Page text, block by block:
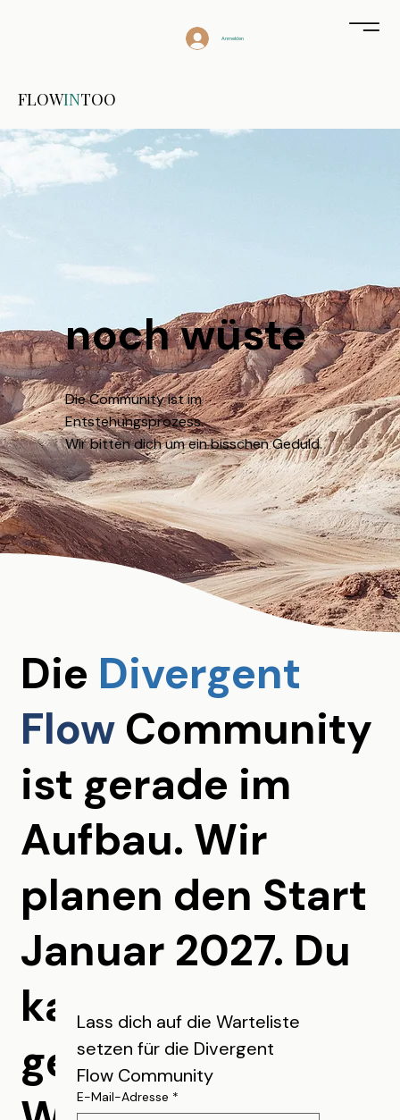
FLOWINTOO
Anmelden
noch wüste
Die Community ist im
Entstehungsprozess.
Wir bitten dich um ein bisschen Geduld.
Die Divergent
Flow Community
ist gerade im
Aufbau. Wir
planen den Start
Januar 2027. Du
kannst dich
gerne auf die
Lass dich auf die Warteliste
setzen für die Divergent
Flow Community
E-Mail-Adresse *